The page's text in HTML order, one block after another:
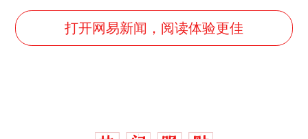
打开网易新闻，阅读体验更佳